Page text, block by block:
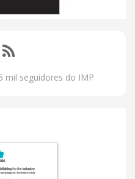
mil seguidores do IMP